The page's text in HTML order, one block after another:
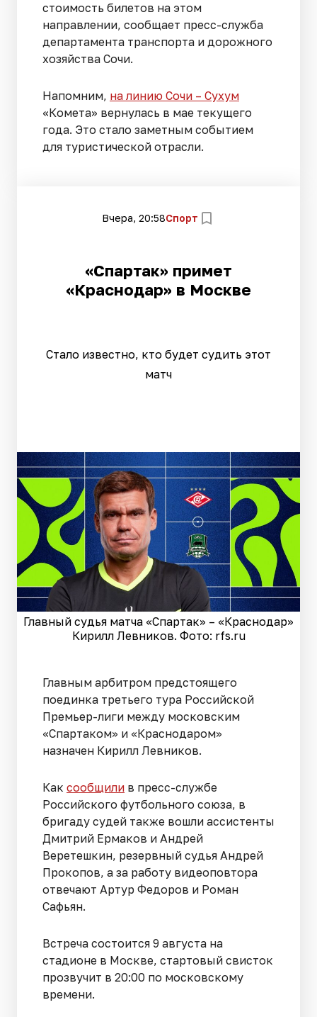
стоимость билетов на этом
направлении, сообщает пресс-служба
департамента транспорта и дорожного
хозяйства Сочи.
Напомним, на линию Сочи – Сухум
«Комета» вернулась в мае текущего
года. Это стало заметным событием
для туристической отрасли.
Вчера, 20:58Спорт
«Спартак» примет
«Краснодар» в Москве
Стало известно, кто будет судить этот
матч
Главный судья матча «Спартак» – «Краснодар»
Кирилл Левников. Фото: rfs.ru
Главным арбитром предстоящего
поединка третьего тура Российской
Премьер-лиги между московским
«Спартаком» и «Краснодаром»
назначен Кирилл Левников.
Как сообщили в пресс-службе
Российского футбольного союза, в
бригаду судей также вошли ассистенты
Дмитрий Ермаков и Андрей
Веретешкин, резервный судья Андрей
Прокопов, а за работу видеоповтора
отвечают Артур Федоров и Роман
Сафьян.
Встреча состоится 9 августа на
стадионе в Москве, стартовый свисток
прозвучит в 20:00 по московскому
времени.